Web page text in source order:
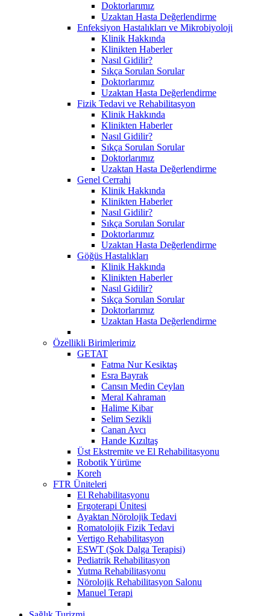
Doktorlarımız
Uzaktan Hasta Değerlendirme
Enfeksiyon Hastalıkları ve Mikrobiyoloji
Klinik Hakkında
Klinikten Haberler
Nasıl Gidilir?
Sıkça Sorulan Sorular
Doktorlarımız
Uzaktan Hasta Değerlendirme
Fizik Tedavi ve Rehabilitasyon
Klinik Hakkında
Klinikten Haberler
Nasıl Gidilir?
Sıkça Sorulan Sorular
Doktorlarımız
Uzaktan Hasta Değerlendirme
Genel Cerrahi
Klinik Hakkında
Klinikten Haberler
Nasıl Gidilir?
Sıkça Sorulan Sorular
Doktorlarımız
Uzaktan Hasta Değerlendirme
Göğüs Hastalıkları
Klinik Hakkında
Klinikten Haberler
Nasıl Gidilir?
Sıkça Sorulan Sorular
Doktorlarımız
Uzaktan Hasta Değerlendirme
Özellikli Birimlerimiz
GETAT
Fatma Nur Kesiktaş
Esra Bayrak
Cansın Medin Ceylan
Meral Kahraman
Halime Kibar
Selim Sezikli
Canan Avcı
Hande Kızıltaş
Üst Ekstremite ve El Rehabilitasyonu
Robotik Yürüme
Koreh
FTR Üniteleri
El Rehabilitasyonu
Ergoterapi Ünitesi
Ayaktan Nörolojik Tedavi
Romatolojik Fizik Tedavi
Vertigo Rehabilitasyon
ESWT (Şok Dalga Terapisi)
Pediatrik Rehabilitasyon
Yutma Rehabilitasyonu
Nörolojik Rehabilitasyon Salonu
Manuel Terapi